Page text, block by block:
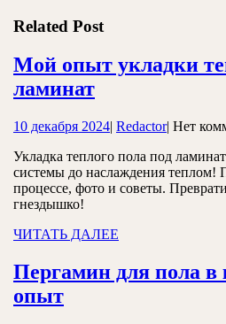
Related Post
Мой опыт укладки
ламинатМой
укладки
теплого
пола
ламинат
10 декабря 202410
2024
| RedactorRedactor
| Нет
Укладка теплого пола под
системы до наслаждения теплом!
процессе, фото и советы.
гнездышко!
ЧИТАТЬ ДАЛЕЕ
Пергамин для пола в
опытПергамин